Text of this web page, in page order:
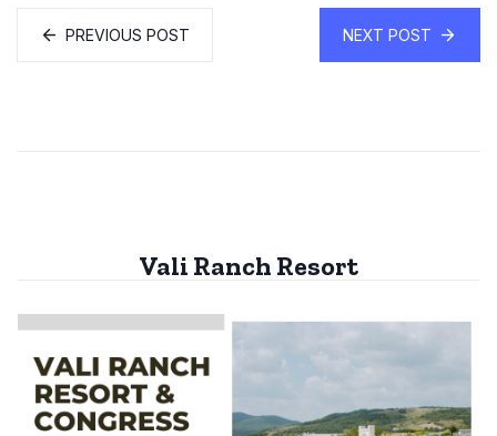
PREVIOUS POST NEXT POST
Vali Ranch Resort